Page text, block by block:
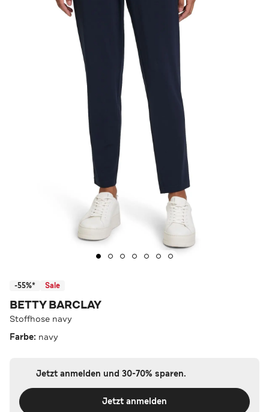
-55%* Sale
BETTY BARCLAY
Stoffhose navy
Farbe: navy
Jetzt anmelden und 30-70% sparen.
Jetzt anmelden